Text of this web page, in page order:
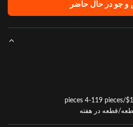
در حال حاضر